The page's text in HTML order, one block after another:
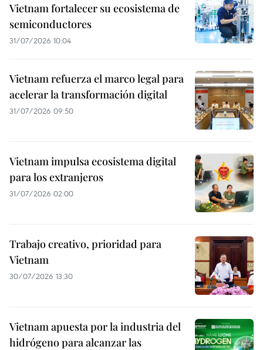
Vietnam fortalecer su ecosistema de
semiconductores
31/07/2026 10:04
Vietnam refuerza el marco legal para
acelerar la transformación digital
31/07/2026 09:50
Vietnam impulsa ecosistema digital
para los extranjeros
31/07/2026 02:00
Trabajo creativo, prioridad para
Vietnam
30/07/2026 13:30
Vietnam apuesta por la industria del
hidrógeno para alcanzar las